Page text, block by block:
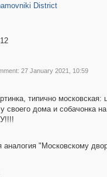
District
27 January 2021, 10:59
типично московская:
дома и собачонка
"Московскому